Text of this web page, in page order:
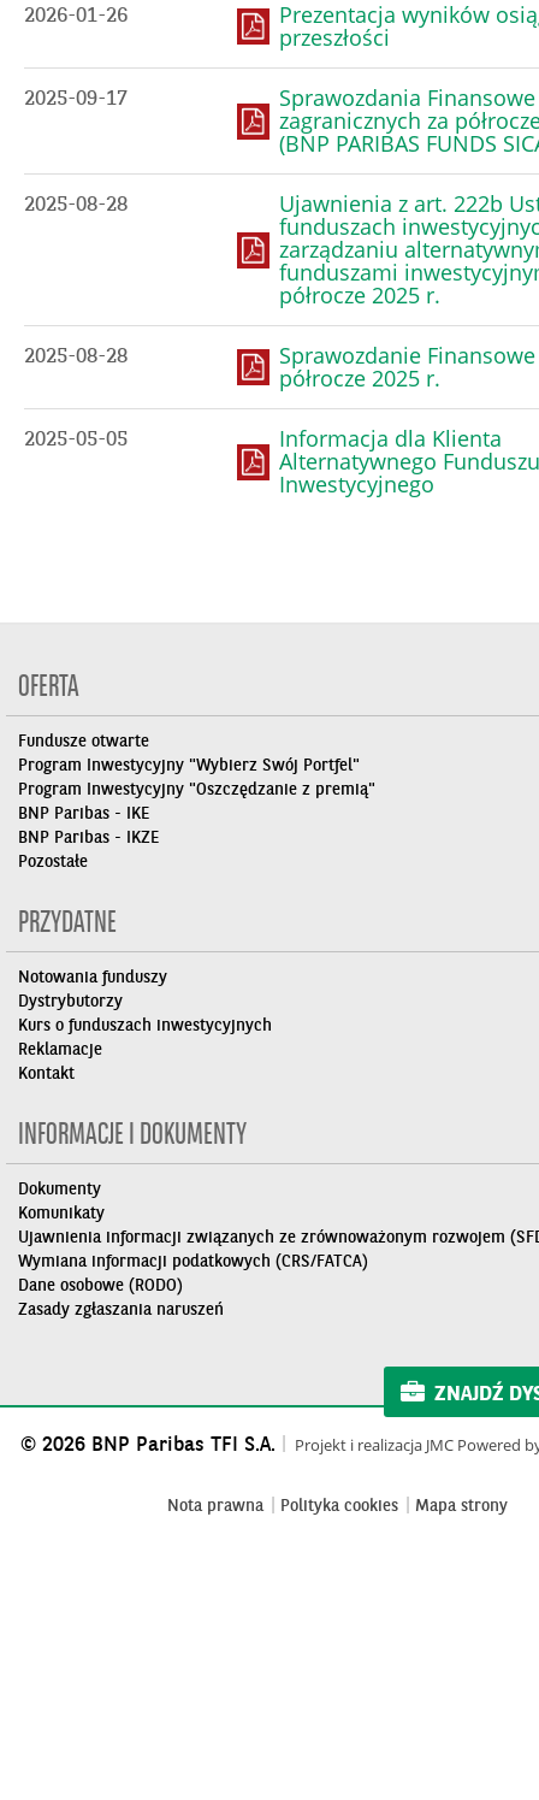
2026-01-26 Prezentacja wyników
przeszłości
2025-09-17 Sprawozdania
zagranicznych za
(BNP PARIBAS FUNDS
2025-08-28 Ujawnienia z art. 222b
funduszach
zarządzaniu
funduszami
półrocze 2025 r.
2025-08-28 Sprawozdanie Finansowe
półrocze 2025 r.
2025-05-05 Informacja dla Klienta
Alternatywnego Funduszu
Inwestycyjnego
OFERTA
Fundusze otwarte
Program Inwestycyjny "Wybierz Swój Portfel"
Program Inwestycyjny "Oszczędzanie z premią"
BNP Paribas - IKE
BNP Paribas - IKZE
Pozostałe
PRZYDATNE
Notowania funduszy
Dystrybutorzy
Kurs o funduszach inwestycyjnych
Reklamacje
Kontakt
INFORMACJE I DOKUMENTY
Dokumenty
Komunikaty
Ujawnienia informacji związanych ze zrównoważonym rozwojem
Wymiana informacji podatkowych (CRS/FATCA)
Dane osobowe (RODO)
Zasady zgłaszania naruszeń
ZNAJDŹ
© 2026 BNP Paribas TFI S.A.
Projekt i realizacja JMC Powered
Nota prawna Polityka cookies Mapa strony